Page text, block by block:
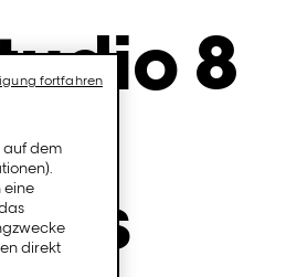
8
auf dem
eine
direkt
fortfahren